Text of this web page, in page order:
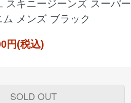
スキニージーンズ スーパー
メンズ ブラック
円(税込)
SOLD OUT